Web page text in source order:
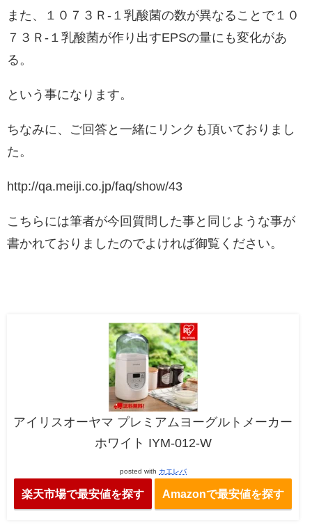
また、１０７３Ｒ- １乳酸菌の数が異なることで１０
７３Ｒ- １乳酸菌が作り出すEPSの量にも変化があ
る。
という事になります。
ちなみに、ご回答と一緒にリンクも頂いておりまし
た。
http://qa.meiji.co.jp/faq/show/43
こちらには筆者が今回質問した事と同じような事が
書かれておりましたのでよければ御覧ください。
アイリスオーヤマ プレミアムヨーグルトメーカー
ホワイト IYM-012-W
posted with カエレバ
楽天市場で最安値を探す Amazonで最安値を探す